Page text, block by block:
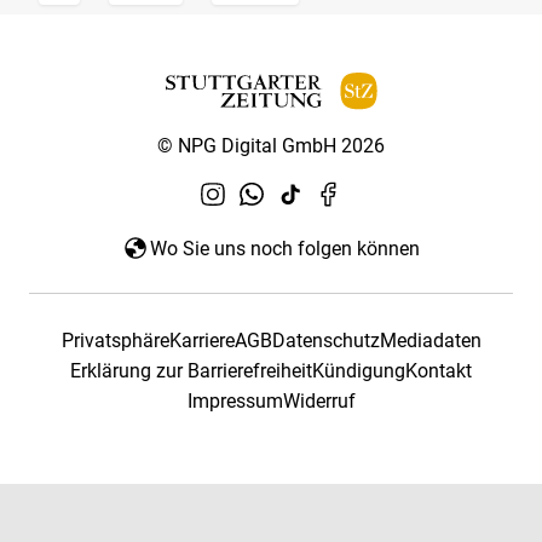
© NPG Digital GmbH 2026
Wo Sie uns noch folgen können
PrivatsphäreKarriereAGBDatenschutzMediadaten
Erklärung zur BarrierefreiheitKündigungKontakt
ImpressumWiderruf